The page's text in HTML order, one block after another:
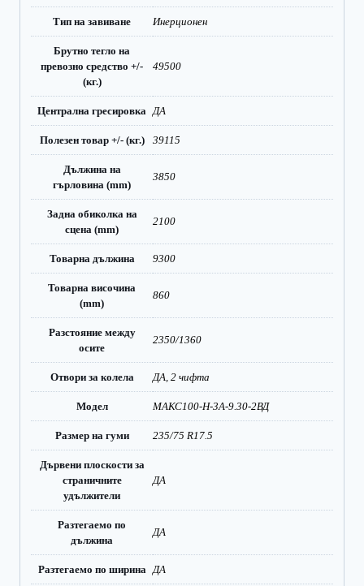
Тип на завиване Инерционен
Брутно тегло на
превозно средство +/-
(кг.)
49500
Централна гресировка ДА
Полезен товар +/- (кг.) 39115
Дължина на
гърловина (mm)
3850
Задна обиколка на
сцена (mm)
2100
Товарна дължина 9300
Товарна височина
(mm)
860
Разстояние между
осите
2350/1360
Отвори за колела ДА, 2 чифта
Модел МАКС100-Н-3А-9.30-2ВД
Размер на гуми 235/75 R17.5
Дървени плоскости за
страничните
удължители
ДА
Разтегаемо по
дължина
ДА
Разтегаемо по ширина ДА